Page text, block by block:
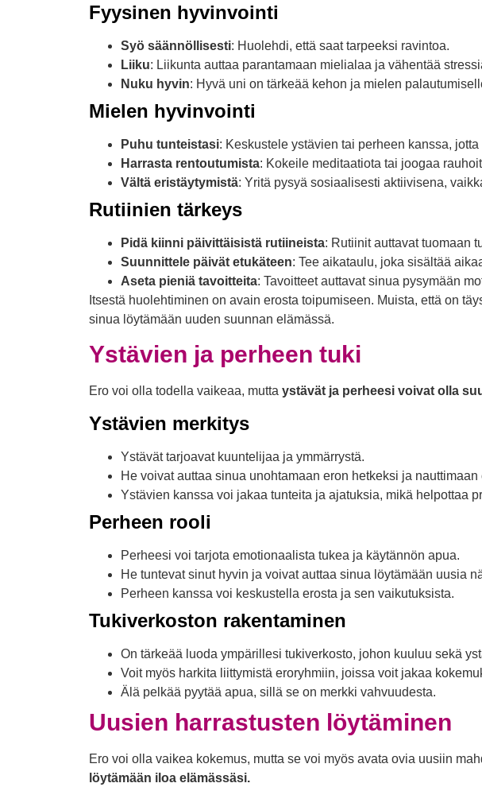
Fyysinen hyvinvointi
Syö säännöllisesti: Huolehdi, että saat tarpeeksi ravintoa.
Liiku: Liikunta auttaa parantamaan mielialaa ja vähentää
Nuku hyvin: Hyvä uni on tärkeää kehon ja mielen
Mielen hyvinvointi
Puhu tunteistasi: Keskustele ystävien tai perheen kanssa,
Harrasta rentoutumista: Kokeile meditaatiota tai joogaa
Vältä eristäytymistä: Yritä pysyä sosiaalisesti aktiivisena,
Rutiinien tärkeys
Pidä kiinni päivittäisistä rutiineista: Rutiinit auttavat tuomaan
Suunnittele päivät etukäteen: Tee aikataulu, joka sisältää
Aseta pieniä tavoitteita: Tavoitteet auttavat sinua pysymään
Itsestä huolehtiminen on avain erosta toipumiseen. Muista, että on
sinua löytämään uuden suunnan elämässä.
Ystävien ja perheen tuki
Ero voi olla todella vaikeaa, mutta ystävät ja perheesi voivat olla
Ystävien merkitys
Ystävät tarjoavat kuuntelijaa ja ymmärrystä.
He voivat auttaa sinua unohtamaan eron hetkeksi ja nauttimaan
Ystävien kanssa voi jakaa tunteita ja ajatuksia, mikä helpottaa
Perheen rooli
Perheesi voi tarjota emotionaalista tukea ja käytännön apua.
He tuntevat sinut hyvin ja voivat auttaa sinua löytämään uusia
Perheen kanssa voi keskustella erosta ja sen vaikutuksista.
Tukiverkoston rakentaminen
On tärkeää luoda ympärillesi tukiverkosto, johon kuuluu sekä
Voit myös harkita liittymistä eroryhmiin, joissa voit jakaa
Älä pelkää pyytää apua, sillä se on merkki vahvuudesta.
Uusien harrastusten löytäminen
Ero voi olla vaikea kokemus, mutta se voi myös avata ovia uusiin
löytämään iloa elämässäsi.